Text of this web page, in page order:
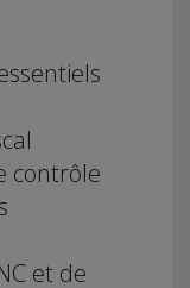
contrôle
et de